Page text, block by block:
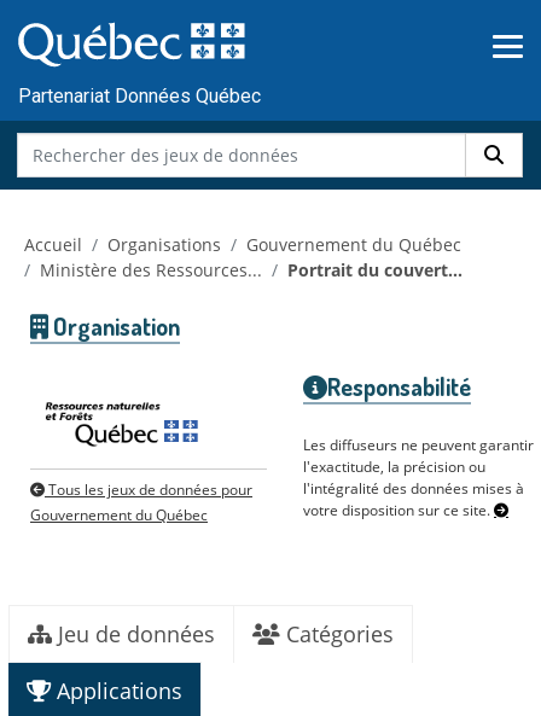
au
contenu
Partenariat Données Québec
Accueil Organisations
Gouvernement du Québec
Ministère des Ressources...
Portrait du couvert...
Organisation
Tous les jeux de données pour
Gouvernement du Québec
Responsabilité
Les diffuseurs ne peuvent garantir
l'exactitude, la précision ou
l'intégralité des données mises à
votre disposition sur ce site.
Jeu de données
Catégories
Applications